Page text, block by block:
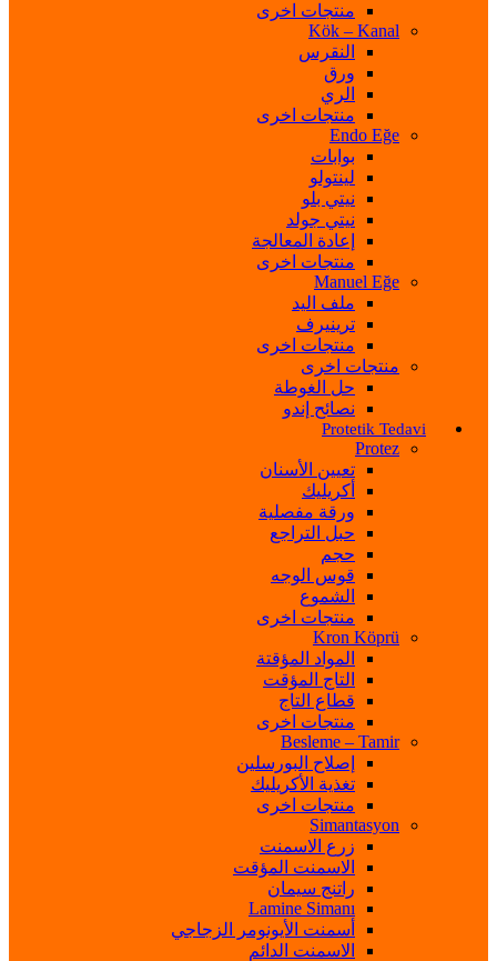
منتجات اخرى
Kök – Kanal
النقرس
ورق
الري
منتجات اخرى
Endo Eğe
بوابات
لينتولو
نيتي بلو
نيتي جولد
إعادة المعالجة
منتجات اخرى
Manuel Eğe
ملف اليد
ترينيرف
منتجات اخرى
منتجات اخرى
حل الغوطة
نصائح إندو
Protetik Tedavi
Protez
تعيين الأسنان
أكريليك
ورقة مفصلية
حبل التراجع
حجم
قوس الوجه
الشموع
منتجات اخرى
Kron Köprü
المواد المؤقتة
التاج المؤقت
قطاع التاج
منتجات اخرى
Besleme – Tamir
إصلاح البورسلين
تغذية الأكريليك
منتجات اخرى
Simantasyon
زرع الاسمنت
الاسمنت المؤقت
راتنج سيمان
Lamine Simanı
أسمنت الأيونومر الزجاجي
الاسمنت الدائم